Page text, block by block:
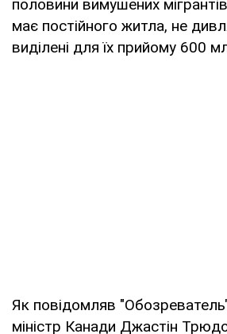
половини вимушених
має постійного житла, не
виділені для їх прийому 600
Як повідомляв
міністр Канади Джастін